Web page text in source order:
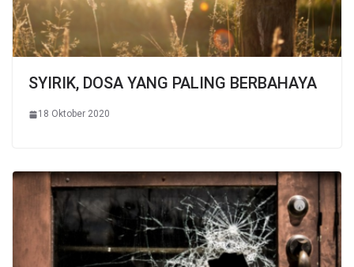
SYIRIK, DOSA YANG PALING BERBAHAYA
18 Oktober 2020